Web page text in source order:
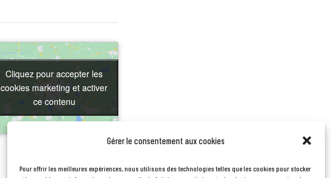
Gérer le consentement aux cookies
Pour offrir les meilleures expériences, nous utilisons des technologies telles que les cookies pour stocker
Cliquez pour accepter les
cookies marketing et activer
ce contenu
Cliquez pour accepter les
cookies marketing et activer
ce contenu